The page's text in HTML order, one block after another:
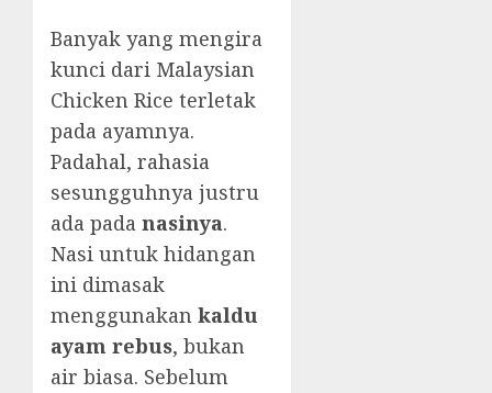
Banyak yang mengira
kunci dari Malaysian
Chicken Rice terletak
pada ayamnya.
Padahal, rahasia
sesungguhnya justru
ada pada nasinya.
Nasi untuk hidangan
ini dimasak
menggunakan kaldu
ayam rebus, bukan
air biasa. Sebelum